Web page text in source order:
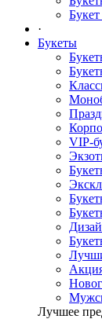
·
Букеты
VIP-
Лучшее